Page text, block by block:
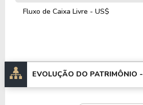
Fluxo de Caixa Livre - US$
EVOLUÇÃO DO PATRIMÔNIO -